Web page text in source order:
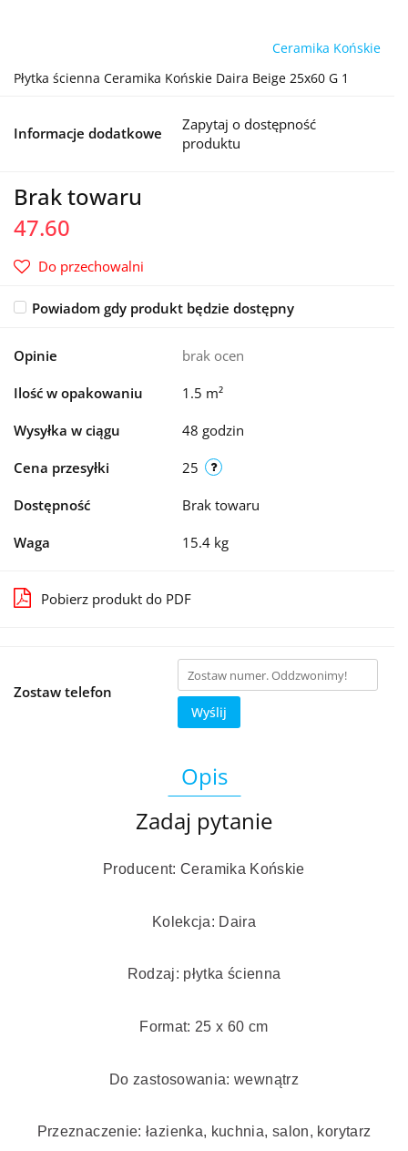
Ceramika Końskie
Płytka ścienna Ceramika Końskie Daira Beige 25x60 G 1
Informacje dodatkowe
Zapytaj o dostępność
produktu
Brak towaru
47.60
Do przechowalni
Powiadom gdy produkt będzie dostępny
Opinie brak ocen
Ilość w opakowaniu 1.5 m²
Wysyłka w ciągu 48 godzin
Cena przesyłki 25
Dostępność Brak towaru
Waga 15.4 kg
Pobierz produkt do PDF
Zostaw telefon
Wyślij
Opis
Zadaj pytanie
Producent: Ceramika Końskie
Kolekcja: Daira
Rodzaj: płytka ścienna
Format: 25 x 60 cm
Do zastosowania: wewnątrz
Przeznaczenie: łazienka, kuchnia, salon, korytarz